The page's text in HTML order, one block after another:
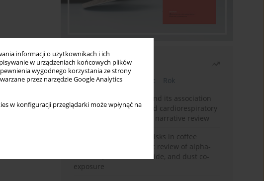
informacji o użytkownikach i ich
w urządzeniach końcowych plików
wygodnego korzystania ze strony
przez narzędzie Google Analytics
w konfiguracji przeglądarki może wpłynąć na
Najczęściej czytane
Bieżący numer Miesiąc
Rok
Occupational burnout and its association
with physical activity and cardiorespiratory
fitness among nurses: a narrative review
Synergistic respiratory risks in coffee
processing: a systematic review of alpha-
diketone, carbon monoxide, and dust co-
exposure